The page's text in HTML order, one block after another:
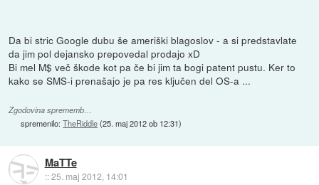
Da bi stric Google dubu še ameriški blagoslov - a si predstavlate
da jim pol dejansko prepovedal prodajo xD
Bi mel M$ več škode kot pa če bi jim ta bogi patent pustu. Ker to
kako se SMS-i prenašajo je pa res ključen del OS-a ...
Zgodovina sprememb…
spremenilo:TheRiddle(25. maj 2012 ob 12:31)
MaTTe
::25. maj 2012, 14:01